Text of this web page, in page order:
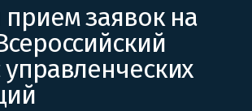
прием заявок на
управленческих